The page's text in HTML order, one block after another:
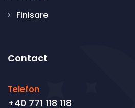
Finisare
Contact
Telefon
+40 771 118 118